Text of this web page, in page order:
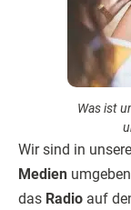
Was ist
Wir sind in
Medien
das Radio auf